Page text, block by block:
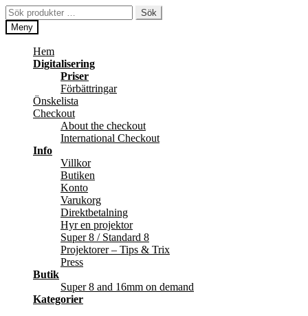
Hoppa
till
navigering
Hoppa
till
innehåll
Sök
efter:
Sök
Meny
Hem
Digitalisering
Priser
Förbättringar
Önskelista
Checkout
About the checkout
International Checkout
Info
Villkor
Butiken
Konto
Varukorg
Direktbetalning
Hyr en projektor
Super 8 / Standard 8
Projektorer – Tips & Trix
Press
Butik
Super 8 and 16mm on demand
Kategorier